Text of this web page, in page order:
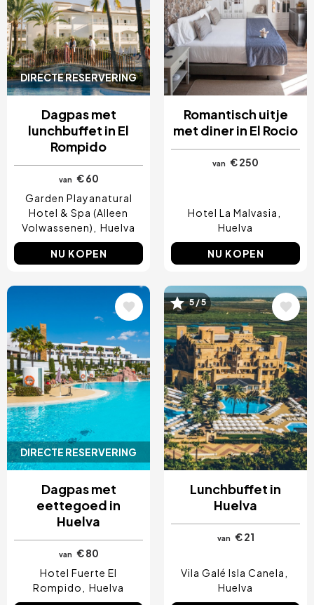
DIRECTE RESERVERING
Dagpas met
lunchbuffet in El
Rompido
van € 60
Garden Playanatural
Hotel & Spa (Alleen
Volwassenen)
Huelva
NU KOPEN
Romantisch uitje
met diner in El Rocio
van € 250
Hotel La Malvasia
Huelva
NU KOPEN
DIRECTE RESERVERING
Dagpas met
eettegoed in
Huelva
van € 80
Hotel Fuerte El
Rompido
Huelva
Afbeelding
5 / 5
Lunchbuffet in
Huelva
van € 21
Vila Galé Isla Canela
Huelva